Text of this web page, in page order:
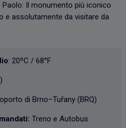
Il monumento più iconico
e assolutamente da visitare da
: 20ºC / 68°F
di Brno–Tuřany (BRQ)
Treno e Autobus